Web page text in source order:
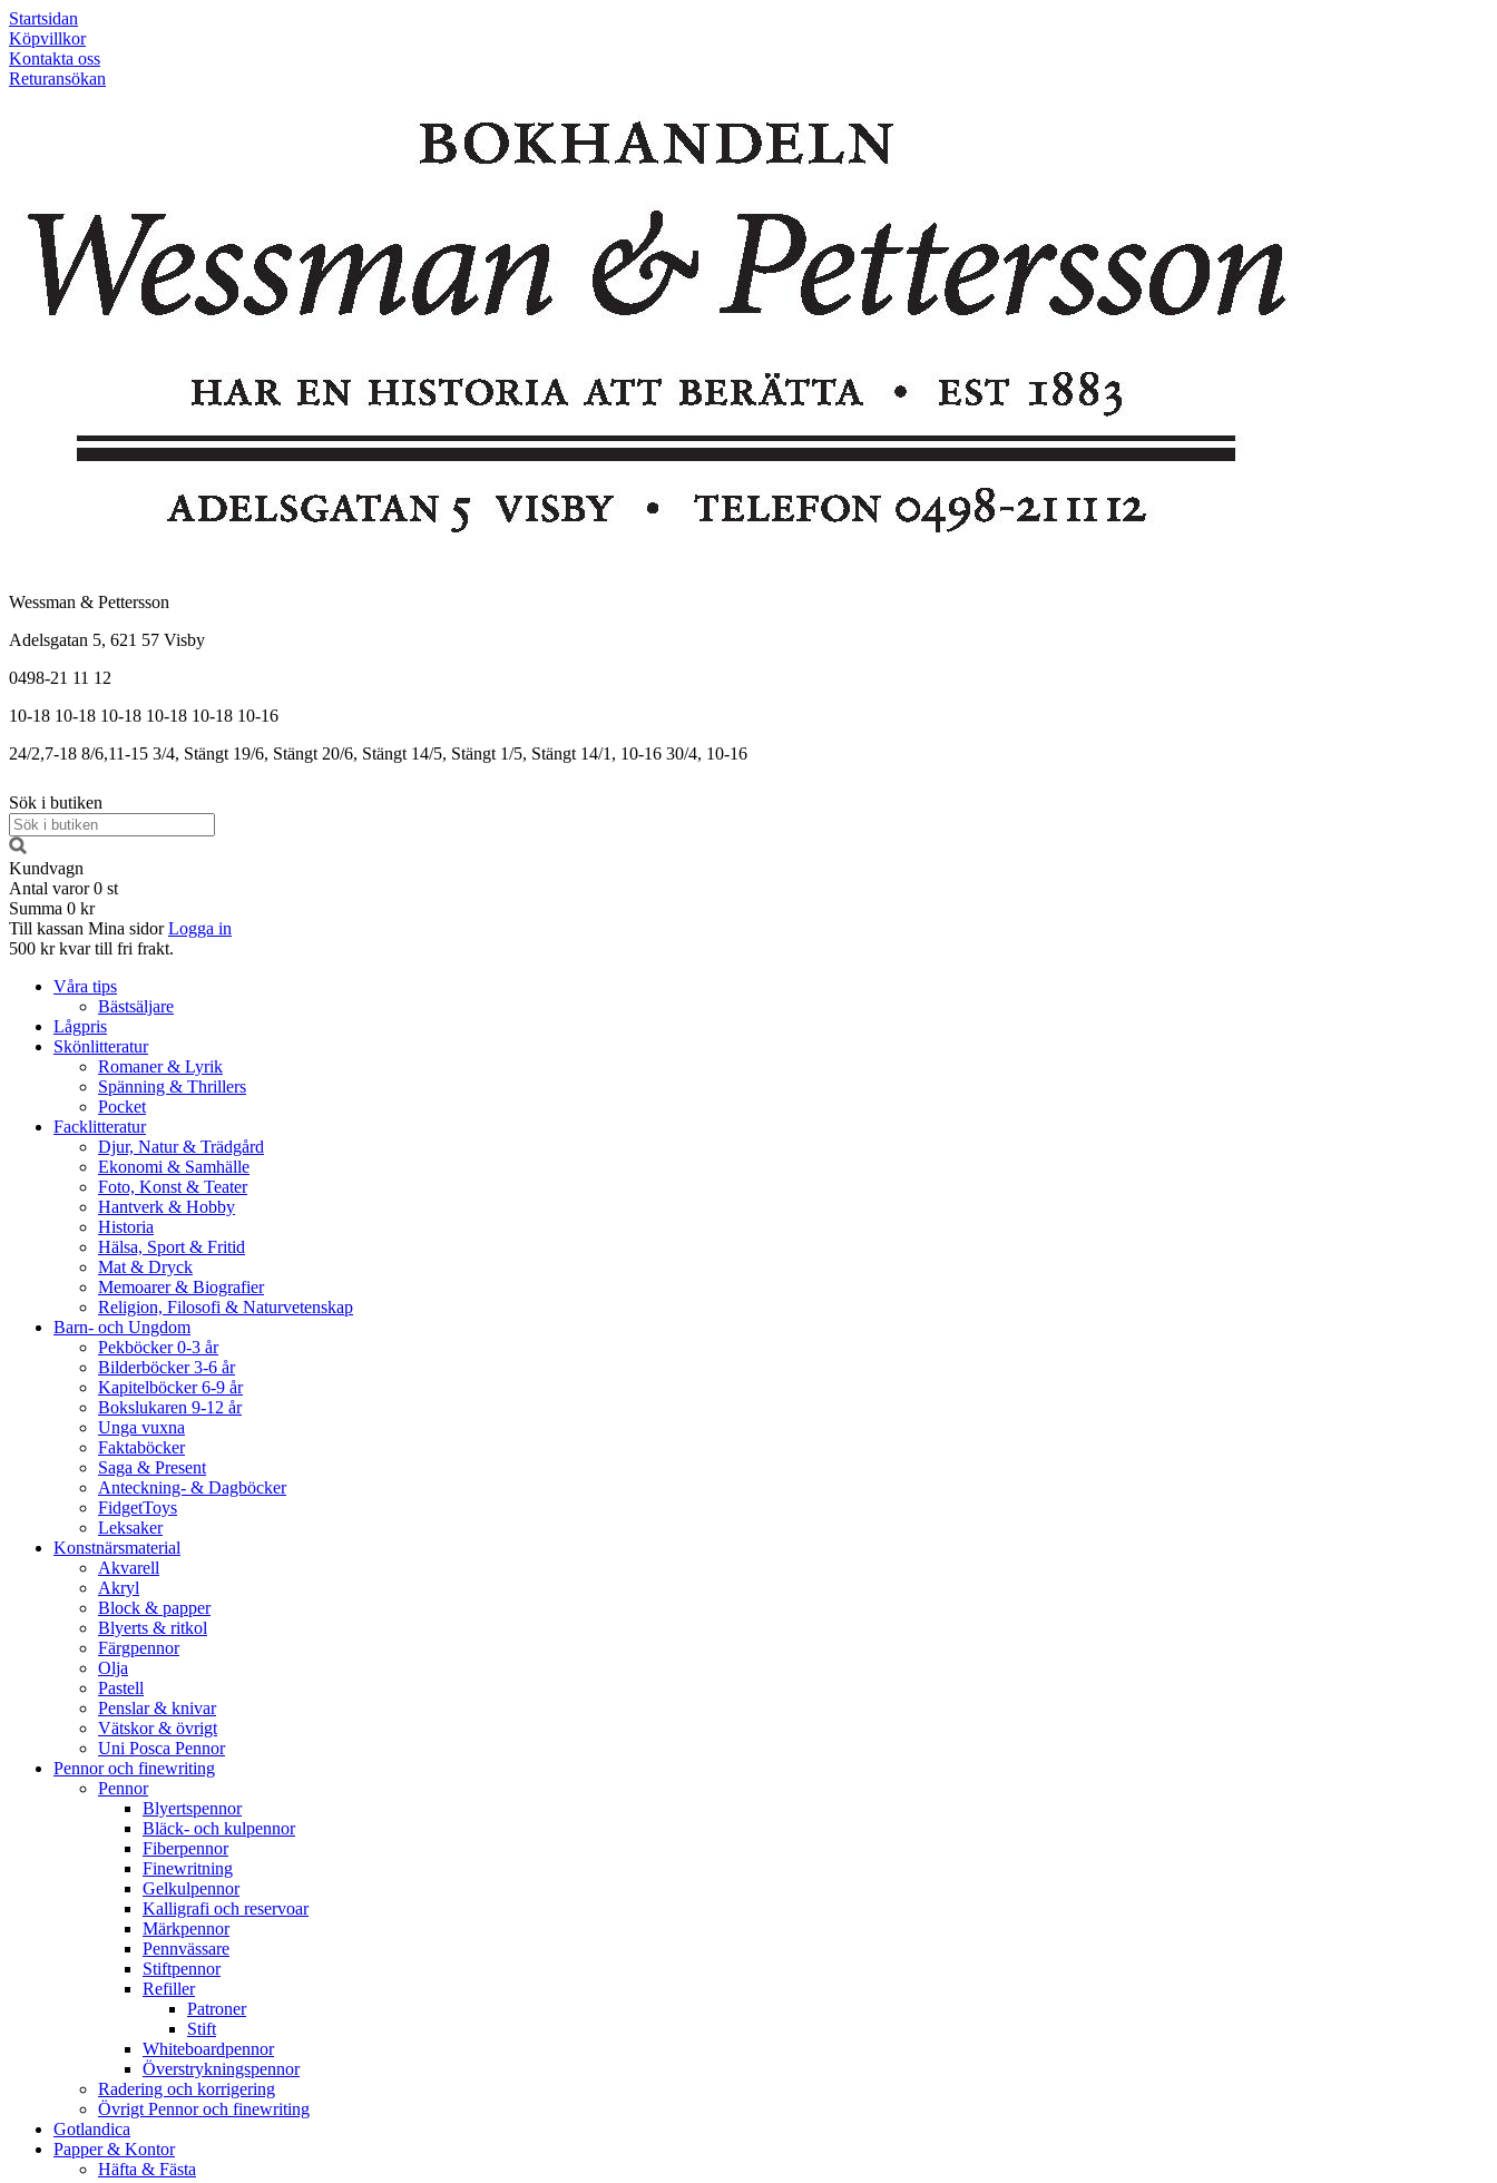
Startsidan
Köpvillkor
Kontakta oss
Returansökan
Wessman & Pettersson
Adelsgatan 5, 621 57 Visby
0498-21 11 12
10-18 10-18 10-18 10-18 10-18 10-16
24/2,7-18 8/6,11-15 3/4, Stängt 19/6, Stängt 20/6, Stängt 14/5, Stängt 1/5, Stängt 14/1, 10-16 30/4, 10-16
Sök i butiken
Kundvagn
Antal varor 0 st
Summa 0 kr
Till kassan Mina sidor Logga in
500 kr kvar till fri frakt.
Våra tips
Bästsäljare
Lågpris
Skönlitteratur
Romaner & Lyrik
Spänning & Thrillers
Pocket
Facklitteratur
Djur, Natur & Trädgård
Ekonomi & Samhälle
Foto, Konst & Teater
Hantverk & Hobby
Historia
Hälsa, Sport & Fritid
Mat & Dryck
Memoarer & Biografier
Religion, Filosofi & Naturvetenskap
Barn- och Ungdom
Pekböcker 0-3 år
Bilderböcker 3-6 år
Kapitelböcker 6-9 år
Bokslukaren 9-12 år
Unga vuxna
Faktaböcker
Saga & Present
Anteckning- & Dagböcker
FidgetToys
Leksaker
Konstnärsmaterial
Akvarell
Akryl
Block & papper
Blyerts & ritkol
Färgpennor
Olja
Pastell
Penslar & knivar
Vätskor & övrigt
Uni Posca Pennor
Pennor och finewriting
Pennor
Blyertspennor
Bläck- och kulpennor
Fiberpennor
Finewritning
Gelkulpennor
Kalligrafi och reservoar
Märkpennor
Pennvässare
Stiftpennor
Refiller
Patroner
Stift
Whiteboardpennor
Överstrykningspennor
Radering och korrigering
Övrigt Pennor och finewriting
Gotlandica
Papper & Kontor
Häfta & Fästa